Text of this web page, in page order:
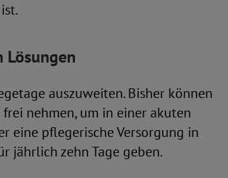
Lösungen
auszuweiten. Bisher können
nehmen, um in einer akuten
eine pflegerische Versorgung in
jährlich zehn Tage geben.